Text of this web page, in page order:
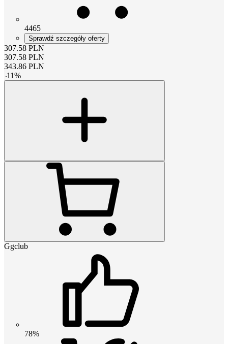
4465
Sprawdź szczegóły oferty
307.58 PLN
307.58 PLN
343.86 PLN
-11%
Ggclub
78%